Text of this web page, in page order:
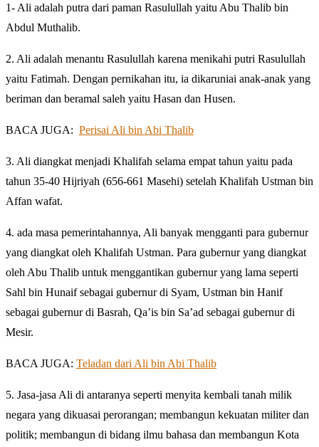
1- Ali adalah putra dari paman Rasulullah yaitu Abu Thalib bin
Abdul Muthalib.
2. Ali adalah menantu Rasulullah karena menikahi putri Rasulullah
yaitu Fatimah. Dengan pernikahan itu, ia dikaruniai anak-anak yang
beriman dan beramal saleh yaitu Hasan dan Husen.
BACA JUGA: Perisai Ali bin Abi Thalib
3. Ali diangkat menjadi Khalifah selama empat tahun yaitu pada
tahun 35-40 Hijriyah (656-661 Masehi) setelah Khalifah Ustman bin
Affan wafat.
4. ada masa pemerintahannya, Ali banyak mengganti para gubernur
yang diangkat oleh Khalifah Ustman. Para gubernur yang diangkat
oleh Abu Thalib untuk menggantikan gubernur yang lama seperti
Sahl bin Hunaif sebagai gubernur di Syam, Ustman bin Hanif
sebagai gubernur di Basrah, Qa’is bin Sa’ad sebagai gubernur di
Mesir.
BACA JUGA: Teladan dari Ali bin Abi Thalib
5. Jasa-jasa Ali di antaranya seperti menyita kembali tanah milik
negara yang dikuasai perorangan; membangun kekuatan militer dan
politik; membangun di bidang ilmu bahasa dan membangun Kota